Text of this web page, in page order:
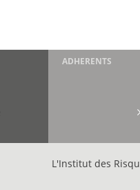
ADHERENTS
L'Institut des